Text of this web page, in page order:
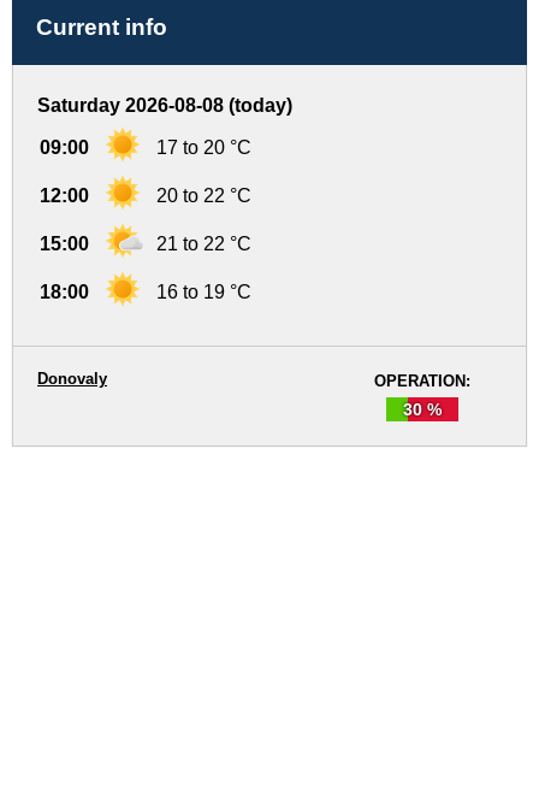
Current info
Saturday 2026-08-08 (today)
09:00 17 to 20 °C
12:00 20 to 22 °C
15:00 21 to 22 °C
18:00 16 to 19 °C
OPERATION:
30 %
Donovaly